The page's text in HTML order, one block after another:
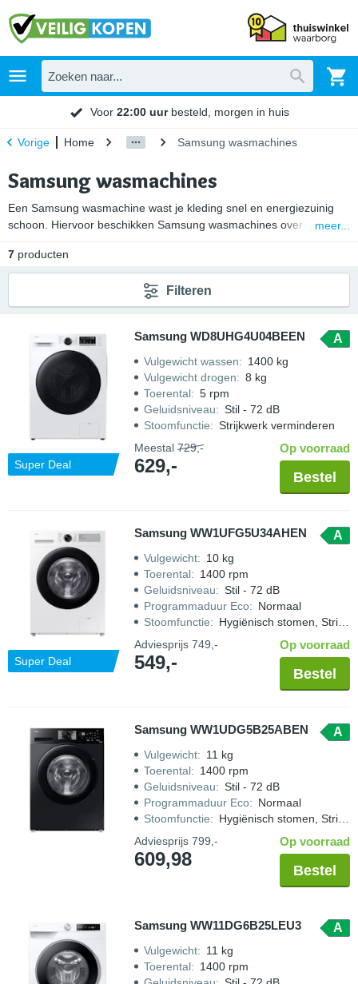
Voor 22:00 uurbesteld, morgen in huis
Vorige Home Samsung wasmachines
Samsung wasmachines
Een Samsung wasmachine wast je kleding snel en energiezuinig
schoon. Hiervoor beschikken Samsung wasmachines over
EcoBubble schuim over je wasgoed. Hierdoor was je jouw kleding
ook op lage temperaturen schoon. Wil je een Samsung
wasmachine kopen? Kijk dan eerst welke
het beste aansluit bij jouw wasgedrag. Daarnaast hebben we
laagste internetprijzen vanwasmachines.
meer...
7 producten
Filteren
Super Deal
Samsung WD8UHG4U04BEEN A
Vulgewicht wassen: 1400 kg
Vulgewicht drogen: 8 kg
Toerental: 5 rpm
Geluidsniveau: Stil - 72 dB
Stoomfunctie: Strijkwerk verminderen
Meestal 729,-
629,-
Op voorraad
Bestel
Super Deal
Samsung WW1UFG5U34AHEN A
Vulgewicht: 10 kg
Toerental: 1400 rpm
Geluidsniveau: Stil - 72 dB
Programmaduur Eco: Normaal
Stoomfunctie: Hygiënisch stomen, Strijkwerk verminderen
Adviesprijs 749,-
549,-
Op voorraad
Bestel
Samsung WW1UDG5B25ABEN A
Vulgewicht: 11 kg
Toerental: 1400 rpm
Geluidsniveau: Stil - 72 dB
Programmaduur Eco: Normaal
Stoomfunctie: Hygiënisch stomen, Strijkwerk verminderen
Adviesprijs 799,-
609,98
Op voorraad
Bestel
Samsung WW11DG6B25LEU3 A
Vulgewicht: 11 kg
Toerental: 1400 rpm